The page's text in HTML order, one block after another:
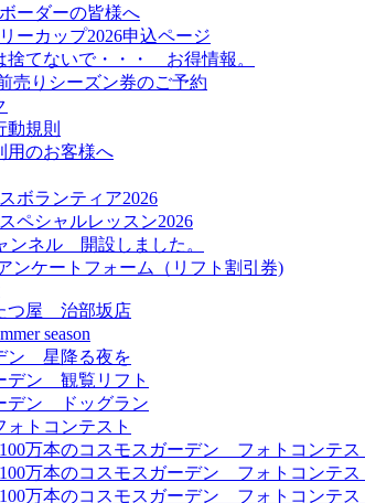
ーダーの皆様へ
ーカップ2026申込ページ
捨てないで・・・ お得情報。
売りシーズン券のご予約
動規則
用のお客様へ
ボランティア2026
ペシャルレッスン2026
ンネル 開設しました。
ンケートフォーム（リフト割引券)
つ屋 治部坂店
season
ン 星降る夜を
デン 観覧リフト
デン ドッグラン
ォトコンテスト
万本のコスモスガーデン フォトコンテス
万本のコスモスガーデン フォトコンテス
万本のコスモスガーデン フォトコンテス